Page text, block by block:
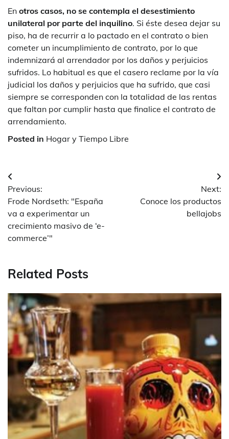
En otros casos, no se contempla el desestimiento
unilateral por parte del inquilino. Si éste desea dejar su
piso, ha de recurrir a lo pactado en el contrato o bien
cometer un incumplimiento de contrato, por lo que
indemnizará al arrendador por los daños y perjuicios
sufridos. Lo habitual es que el casero reclame por la vía
judicial los daños y perjuicios que ha sufrido, que casi
siempre se corresponden con la totalidad de las rentas
que faltan por cumplir hasta que finalice el contrato de
arrendamiento.
Posted in Hogar y Tiempo Libre
Navegación
de
entradas
Previous:
Frode Nordseth: "España
va a experimentar un
crecimiento masivo de ‘e-
commerce’"
Next:
Conoce los productos
bellajobs
Related Posts